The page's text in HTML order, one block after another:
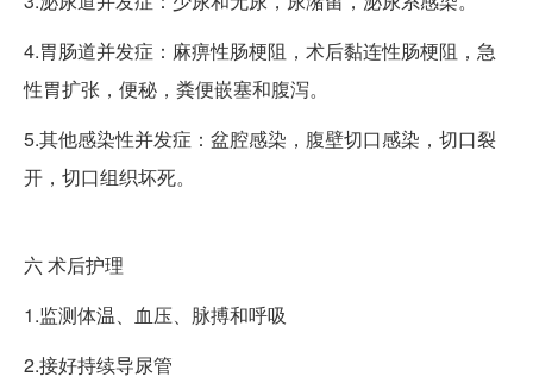
4.胃肠道并发症：麻痹性肠梗阻，术后黏连性肠梗阻，急
性胃扩张，便秘，粪便嵌塞和腹泻。
5.其他感染性并发症：盆腔感染，腹壁切口感染，切口裂
开，切口组织坏死。
六术后护理
1.监测体温、血压、脉搏和呼吸
2.接好持续导尿管